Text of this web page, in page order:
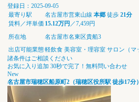
登録日：2025-09-05
最寄り駅
名古屋市営東山線 本郷 徒歩 21分
賃料／坪単価 15.12万円 ／7,459円
所在地
名古屋市名東区貴船3
出店可能業態軽飲食 美容室・理容室 サロン（マ
諸条件はご相談ください
お気に入り追加 30秒で完了！無料問い合わせ
New
名古屋市瑞穂区船原町2（瑞穂区役所駅 徒歩17分